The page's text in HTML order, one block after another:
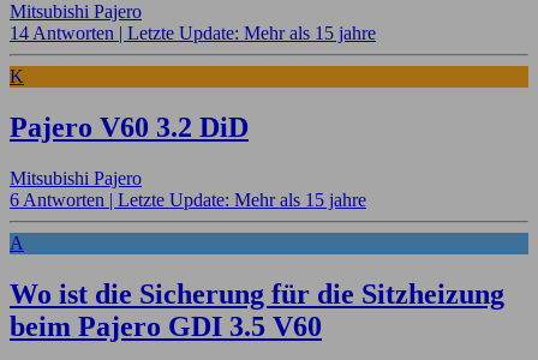
Mitsubishi Pajero
14 Antworten | Letzte Update: Mehr als 15 jahre
K
Pajero V60 3.2 DiD
Mitsubishi Pajero
6 Antworten | Letzte Update: Mehr als 15 jahre
A
Wo ist die Sicherung für die Sitzheizung
beim Pajero GDI 3.5 V60